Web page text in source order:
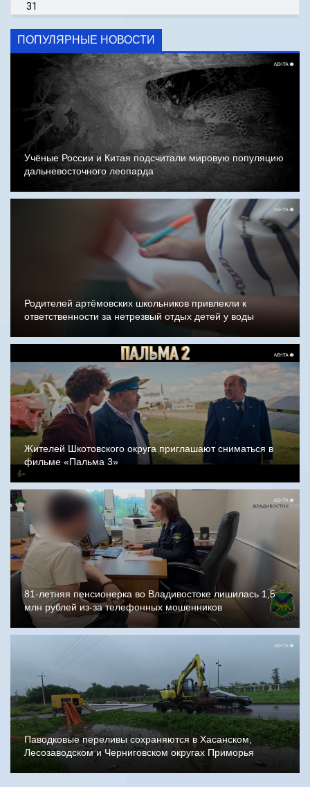
31
ПОПУЛЯРНЫЕ НОВОСТИ
Учёные России и Китая подсчитали мировую популяцию
дальневосточного леопарда
Родителей артёмовских школьников привлекли к
ответственности за нетрезвый отдых детей у воды
Жителей Шкотовского округа приглашают сниматься в
фильме «Пальма 3»
81-летняя пенсионерка во Владивостоке лишилась 1,5
млн рублей из-за телефонных мошенников
Паводковые переливы сохраняются в Хасанском,
Лесозаводском и Черниговском округах Приморья